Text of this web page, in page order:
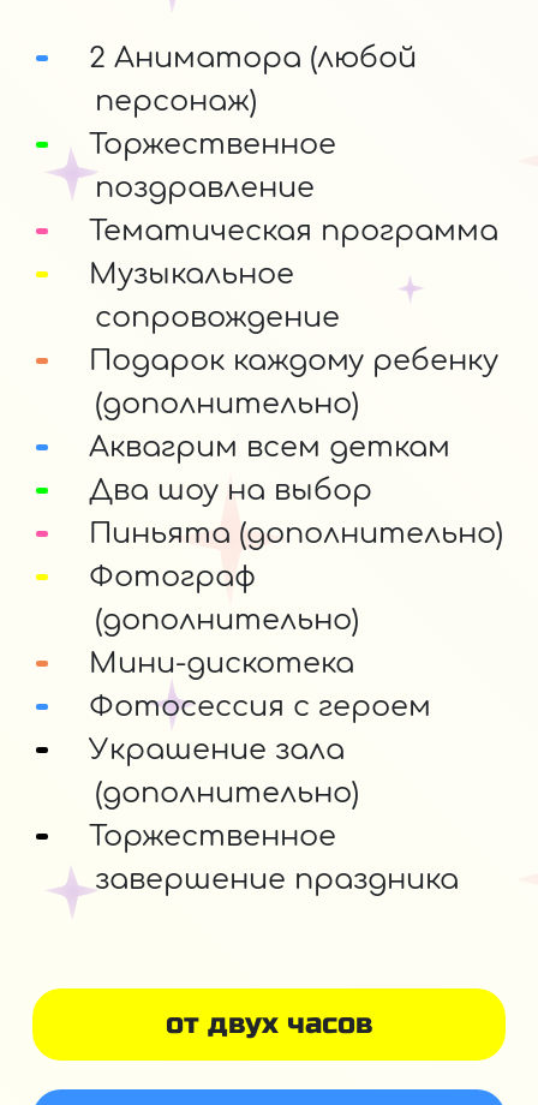
от двух часов
2 Аниматора (любой
персонаж)
Торжественное
поздравление
Тематическая программа
Музыкальное
сопровождение
Подарок каждому ребенку
(дополнительно)
Аквагрим всем деткам
Два шоу на выбор
Пиньята (дополнительно)
Фотограф
(дополнительно)
Мини-дискотека
Фотосессия с героем
Украшение зала
(дополнительно)
Торжественное
завершение праздника